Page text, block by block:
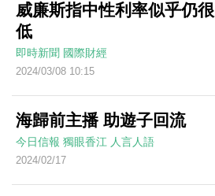
威廉斯指中性利率似乎仍很
低
即時新聞 國際財經
2024/03/08 10:15
海歸前主播 助遊子回流
今日信報 獨眼香江 人言人語
2024/02/17